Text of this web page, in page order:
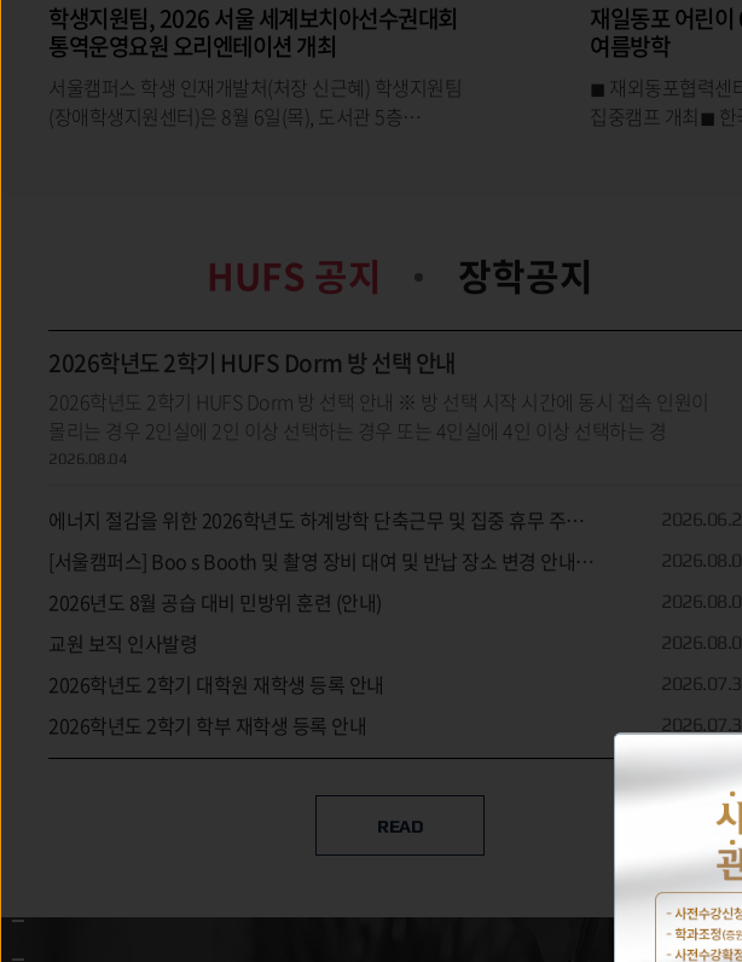
재일동포 어린이 60명, 한국외대에서 특별한
여름방학
◼ 재외동포협력센터와 함께 2026 차세대동포 한국어
집중캠프 개최◼ 한국어 수업부터 문화 체험, 또래
미네르바대학, ‘
시상식’ 개최
우리 대학 미네르
서울캠퍼스 미네르바대학
HUFS 공지
2026학년도 2학기 HUFS Dorm 방 선택 안내
2026학년도 2학기 HUFS Dorm 방 선택 안내 ※ 방 선택 시작 시간에 동시 접속 인원이
몰리는 경우 2인실에 2인 이상 선택하는 경우 또는 4인실에 4인 이상 선택하는 경
2026.08.04
에너지 절감을 위한 2026학년도 하계방학 단축근무 및 집중 휴무 주간
시행 안내문
[서울캠퍼스] Boo s Booth 및 촬영 장비 대여 및 반납 장소 변경 안내
(8/6~)
2026년도 8월 공습 대비 민방위 훈련 (안내)
교원 보직 인사발령
2026학년도 2학기 대학원 재학생 등록 안내
2026학년도 2학기 학부 재학생 등록 안내
READ
장학공지